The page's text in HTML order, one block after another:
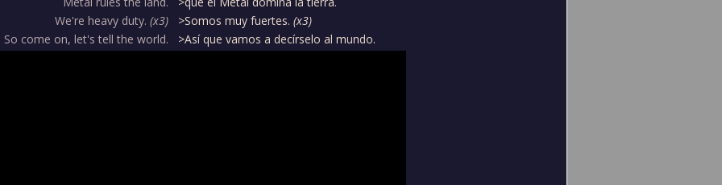
We're heavy duty. (x3) >Somos muy fuertes. (x3)
So come on, let's tell the world.
>Así que vamos a decírselo al mundo.